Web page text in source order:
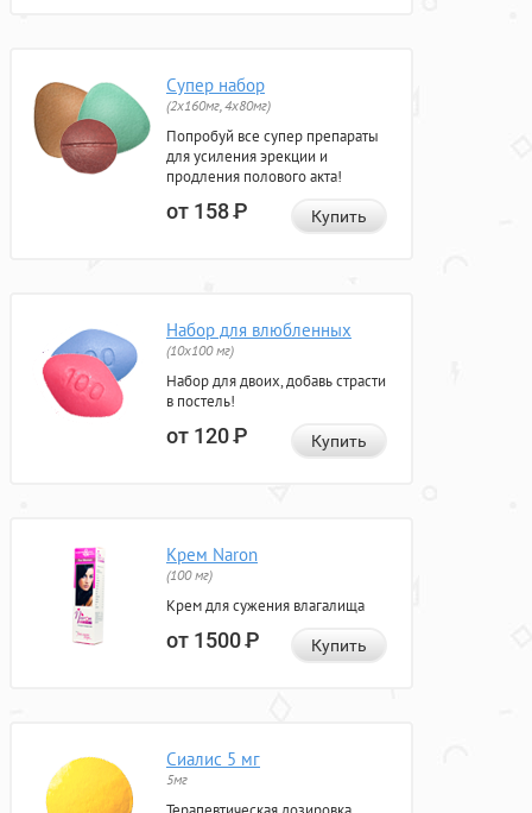
Супер набор
(2х160мг, 4х80мг)
Попробуй все супер препараты
для усиления эрекции и
продления полового акта!
от 158Р Купить
Набор для влюбленных
(10х100 мг)
Набор для двоих, добавь страсти
в постель!
от 120Р Купить
Крем Naron
(100 мг)
Крем для сужения влагалища
от 1500Р Купить
Сиалис 5 мг
5мг